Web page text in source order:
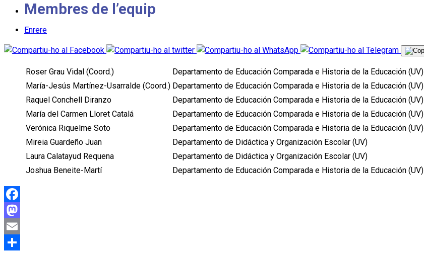
Membres de l’equip
Enrere
Roser Grau Vidal (Coord.) Departamento de Educación Comparada e Historia de la Educación (UV)
María-Jesús Martínez-Usarralde (Coord.) Departamento de Educación Comparada e Historia de la Educación (UV)
Raquel Conchell Diranzo
Departamento de Educación Comparada e Historia de la Educación (UV)
María del Carmen Lloret Catalá
Departamento de Educación Comparada e Historia de la Educación (UV)
Verónica Riquelme Soto
Departamento de Educación Comparada e Historia de la Educación (UV)
Mireia Guardeño Juan
Departamento de Didáctica y Organización Escolar (UV)
Laura Calatayud Requena
Departamento de Didáctica y Organización Escolar (UV)
Joshua Beneite-Martí
Departamento de Educación Comparada e Historia de la Educación (UV)
Facebook
Mastodon
Email